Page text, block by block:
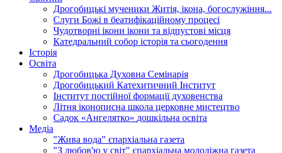
Дрогобицькі мученики Житія, ікона, богослужіння...
Слуги Божі в беатифікаційному процесі
Чудотворні ікони ікони та відпустові місця
Катедральний собор історія та сьогодення
Історія
Освіта
Дрогобицька Духовна Семінарія
Дрогобицький Катехитичний Інститут
Інститут постійної формації духовенства
Літня іконописна школа церковне мистецтво
Садок «Ангелятко» дошкільна освіта
Медіа
"Жива вода" єпархіальна газета
"З любов'ю у світ" єпархіальна молодіжна газета